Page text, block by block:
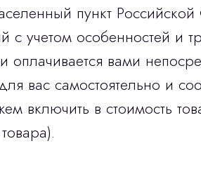
пункт
учетом особенностей и
оплачивается вами
вас самостоятельно и
включить в стоимость